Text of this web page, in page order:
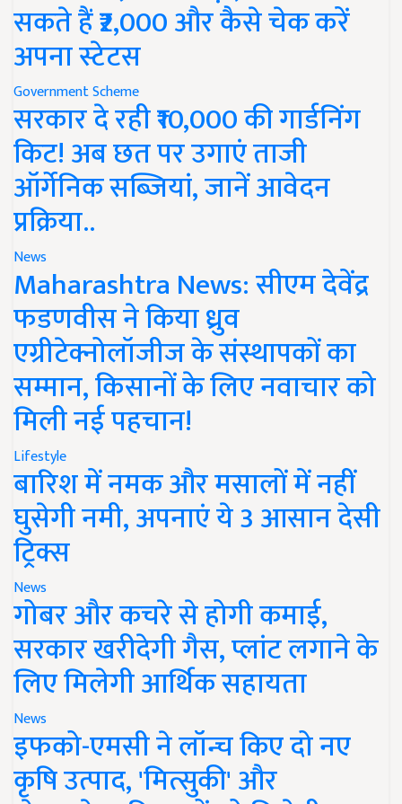
सकते हैं ₹2,000 और कैसे चेक करें
अपना स्टेटस
Government Scheme
सरकार दे रही ₹10,000 की गार्डनिंग
किट! अब छत पर उगाएं ताजी
ऑर्गेनिक सब्जियां, जानें आवेदन
प्रक्रिया..
News
Maharashtra News: सीएम देवेंद्र
फडणवीस ने किया ध्रुव
एग्रीटेक्नोलॉजीज के संस्थापकों का
सम्मान, किसानों के लिए नवाचार को
मिली नई पहचान!
Lifestyle
बारिश में नमक और मसालों में नहीं
घुसेगी नमी, अपनाएं ये 3 आसान देसी
ट्रिक्स
News
गोबर और कचरे से होगी कमाई,
सरकार खरीदेगी गैस, प्लांट लगाने के
लिए मिलेगी आर्थिक सहायता
News
इफको-एमसी ने लॉन्च किए दो नए
कृषि उत्पाद, 'मित्सुकी' और